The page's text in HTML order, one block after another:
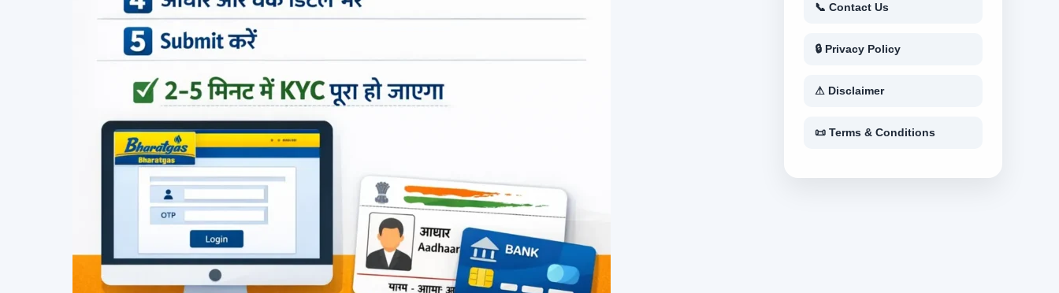
📞 Contact Us
🔒 Privacy Policy
⚠ Disclaimer
📜 Terms & Conditions